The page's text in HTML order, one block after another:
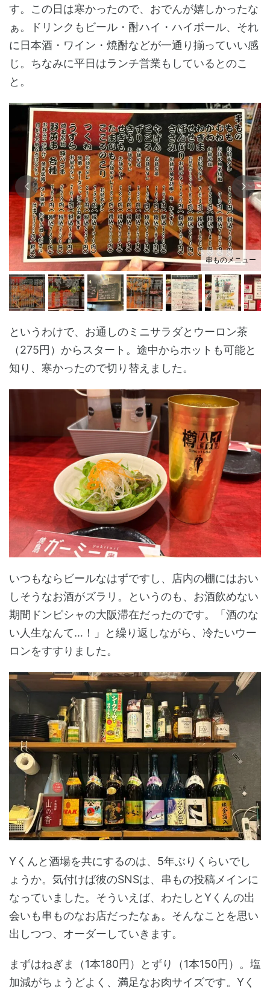
す。この日は寒かったので、おでんが嬉しかったな
ぁ。ドリンクもビール・酎ハイ・ハイボール、それ
に日本酒・ワイン・焼酎などが一通り揃っていい感
じ。ちなみに平日はランチ営業もしているとのこ
と。
串ものメニュー
というわけで、お通しのミニサラダとウーロン茶
（275円）からスタート。途中からホットも可能と
知り、寒かったので切り替えました。
いつもならビールなはずですし、店内の棚にはおい
しそうなお酒がズラリ。というのも、お酒飲めない
期間ドンピシャの大阪滞在だったのです。「酒のな
い人生なんて…！」と繰り返しながら、冷たいウー
ロンをすすりました。
Yくんと酒場を共にするのは、5年ぶりくらいでし
ょうか。気付けば彼のSNSは、串もの投稿メインに
なっていました。そういえば、わたしとYくんの出
会いも串ものなお店だったなぁ。そんなことを思い
出しつつ、オーダーしていきます。
まずはねぎま（1本180円）とずり（1本150円）。塩
加減がちょうどよく、満足なお肉サイズです。Yく